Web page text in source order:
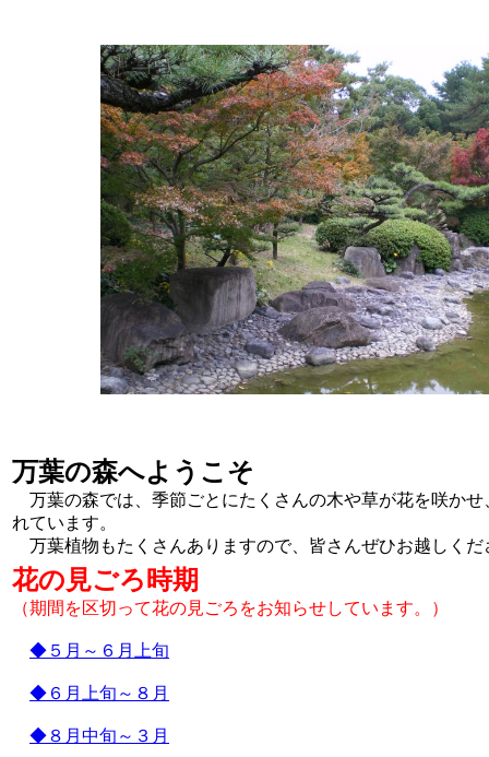
万葉の森へようこそ
万葉の森では、季節ごとにたくさんの木や草が花を咲かせ
れています。
万葉植物もたくさんありますので、皆さんぜひお越しくだ
花の見ごろ時期
（期間を区切って花の見ごろをお知らせしています。）
◆５月～６月上旬
◆６月上旬～８月
◆８月中旬～３月